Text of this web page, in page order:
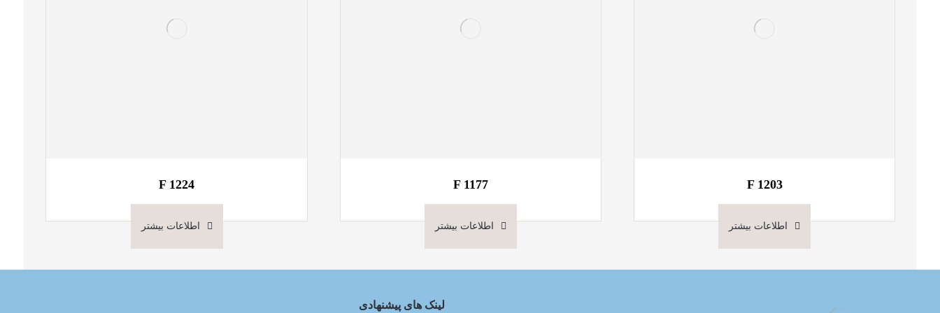
F 1203
اطلاعات بیشتر
F 1177
اطلاعات بیشتر
F 1224
اطلاعات بیشتر
لینک های پیشنهادی